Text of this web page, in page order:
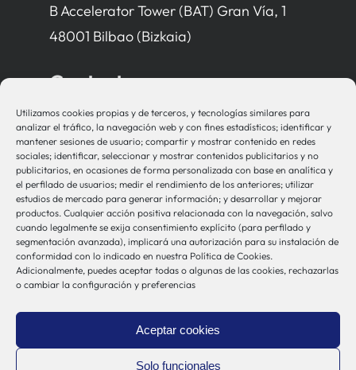
Utilizamos cookies propias y de terceros, y tecnologías similares para
analizar el tráfico, la navegación web y con fines estadísticos; identificar y
mantener sesiones de usuario; compartir y mostrar contenido en redes
sociales; identificar, seleccionar y mostrar contenidos publicitarios y no
publicitarios, en ocasiones de forma personalizada con base en analítica y
el perfilado de usuarios; medir el rendimiento de los anteriores; utilizar
estudios de mercado para generar información; y desarrollar y mejorar
productos. Cualquier acción positiva relacionada con la navegación, salvo
cuando legalmente se exija consentimiento explícito (para perfilado y
segmentación avanzada), implicará una autorización para su instalación de
conformidad con lo indicado en nuestra Política de Cookies.
Adicionalmente, puedes aceptar todas o algunas de las cookies, rechazarlas
o cambiar la configuración y preferencias
Aceptar cookies
Solo funcionales
B Accelerator Tower (BAT) Gran Vía, 1
48001 Bilbao (Bizkaia)
Contacto
bio-sistemak@bio-sistemak.eus
944 00 77 90
Otros Enlaces
Osakidetza